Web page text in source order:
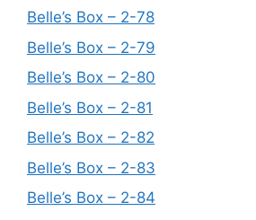
Belle’s Box – 2-78
Belle’s Box – 2-79
Belle’s Box – 2-80
Belle’s Box – 2-81
Belle’s Box – 2-82
Belle’s Box – 2-83
Belle’s Box – 2-84